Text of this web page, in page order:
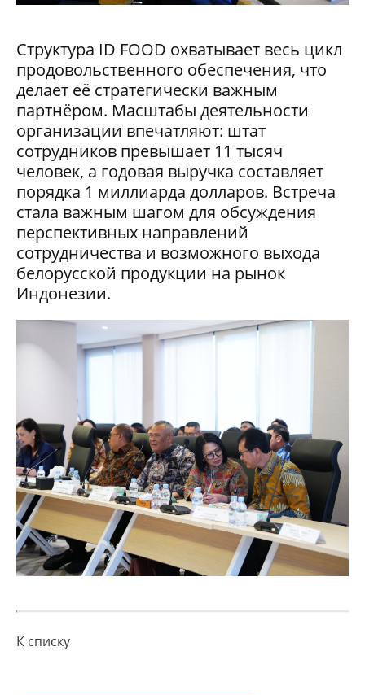
Структура ID FOOD охватывает весь цикл
продовольственного обеспечения, что
делает её стратегически важным
партнёром. Масштабы деятельности
организации впечатляют: штат
сотрудников превышает 11 тысяч
человек, а годовая выручка составляет
порядка 1 миллиарда долларов. Встреча
стала важным шагом для обсуждения
перспективных направлений
сотрудничества и возможного выхода
белорусской продукции на рынок
Индонезии.
К списку